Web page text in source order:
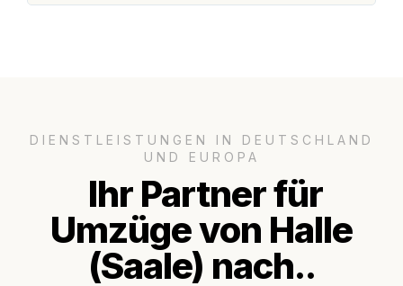
DIENSTLEISTUNGEN IN DEUTSCHLAND
UND EUROPA
Ihr Partner für
Umzüge von Halle
(Saale) nach..